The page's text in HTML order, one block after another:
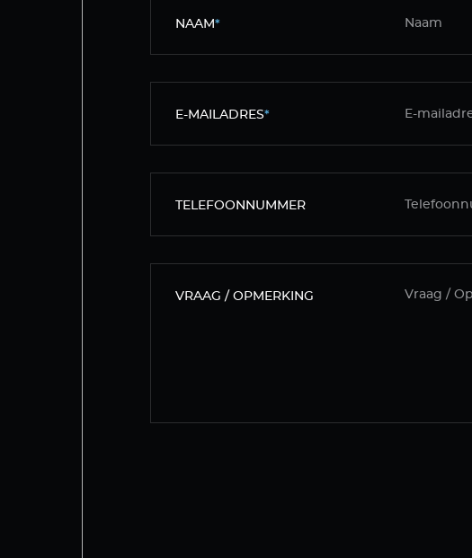
NAAM*
E-MAILADRES*
TELEFOONNUMMER
VRAAG / OPMERKING